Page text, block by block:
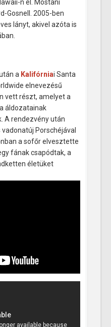
n él. Mostani
Gosnell. 2005-ben
lányt, akivel azóta is
a Kalifórniai Santa
elnevezésű
vett részt, amelyet a
áldozatainak
A rendezvény után
Porschéjával
a sofőr elvesztette
fának csapódtak, a
életüket